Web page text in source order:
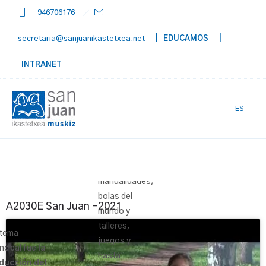
946706176
secretaria@sanjuanikastetxea.net | EDUCAMOS
INTRANET
ES
A2030E San Juan -2021
fuela
del
Videos,
manualidades,
bolas del
mundo y
talleres,
juegos y
hasta